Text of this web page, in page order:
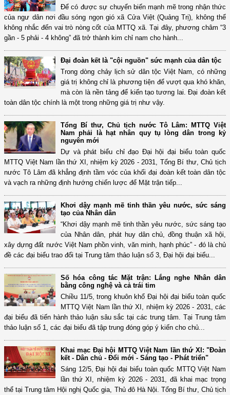
Để có được sự chuyển biến mạnh mẽ trong nhận thức
của ngư dân nơi đầu sóng ngọn gió xã Cửa Việt (Quảng Trị), không thể
không nhắc đến vai trò nòng cốt của MTTQ xã. Tại đây, phương châm “3
gần - 5 phải - 4 không” đã trở thành kim chỉ nam cho hành...
Đại đoàn kết là "cội nguồn" sức mạnh của dân tộc
Trong dòng chảy lịch sử dân tộc Việt Nam, có những
giá trị không chỉ là phương tiện để vượt qua khó khăn,
mà còn là nền tảng để kiến tạo tương lai. Đại đoàn kết
toàn dân tộc chính là một trong những giá trị như vậy.
Tổng Bí thư, Chủ tịch nước Tô Lâm: MTTQ Việt
Nam phải là hạt nhân quy tụ lòng dân trong kỷ
nguyên mới
Dự và phát biểu chỉ đạo Đại hội đại biểu toàn quốc
MTTQ Việt Nam lần thứ XI, nhiệm kỳ 2026 - 2031, Tổng Bí thư, Chủ tịch
nước Tô Lâm đã khẳng định tầm vóc của khối đại đoàn kết toàn dân tộc
và vạch ra những định hướng chiến lược để Mặt trận tiếp...
Khơi dậy mạnh mẽ tinh thần yêu nước, sức sáng
tạo của Nhân dân
“Khơi dậy mạnh mẽ tinh thần yêu nước, sức sáng tạo
của Nhân dân, phát huy dân chủ, đồng thuận xã hội,
xây dựng đất nước Việt Nam phồn vinh, văn minh, hạnh phúc” - đó là chủ
đề các đại biểu trao đổi tại Trung tâm thảo luận số 3, Đại hội đại biểu...
Số hóa công tác Mặt trận: Lắng nghe Nhân dân
bằng công nghệ và cả trái tim
Chiều 11/5, trong khuôn khổ Đại hội đại biểu toàn quốc
MTTQ Việt Nam lần thứ XI, nhiệm kỳ 2026 - 2031, các
đại biểu đã tiến hành thảo luận sâu sắc tại các trung tâm. Tại Trung tâm
thảo luận số 1, các đại biểu đã tập trung đóng góp ý kiến cho chủ...
Khai mạc Đại hội MTTQ Việt Nam lần thứ XI: "Đoàn
kết - Dân chủ - Đổi mới - Sáng tạo - Phát triển"
Sáng 12/5, Đại hội đại biểu toàn quốc MTTQ Việt Nam
lần thứ XI, nhiệm kỳ 2026 - 2031, đã khai mạc trọng
thể tại Trung tâm Hội nghị Quốc gia, Thủ đô Hà Nội. Tổng Bí thư, Chủ tịch